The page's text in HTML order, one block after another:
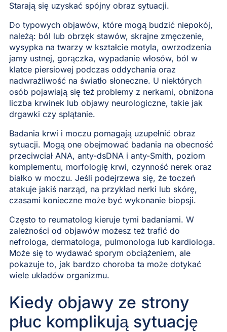
Starają się uzyskać spójny obraz sytuacji.
Do typowych objawów, które mogą budzić niepokój,
należą: ból lub obrzęk stawów, skrajne zmęczenie,
wysypka na twarzy w kształcie motyla, owrzodzenia
jamy ustnej, gorączka, wypadanie włosów, ból w
klatce piersiowej podczas oddychania oraz
nadwrażliwość na światło słoneczne. U niektórych
osób pojawiają się też problemy z nerkami, obniżona
liczba krwinek lub objawy neurologiczne, takie jak
drgawki czy splątanie.
Badania krwi i moczu pomagają uzupełnić obraz
sytuacji. Mogą one obejmować badania na obecność
przeciwciał ANA, anty-dsDNA i anty-Smith, poziom
komplementu, morfologię krwi, czynność nerek oraz
białko w moczu. Jeśli podejrzewa się, że toczeń
atakuje jakiś narząd, na przykład nerki lub skórę,
czasami konieczne może być wykonanie biopsji.
Często to reumatolog kieruje tymi badaniami. W
zależności od objawów możesz też trafić do
nefrologa, dermatologa, pulmonologa lub kardiologa.
Może się to wydawać sporym obciążeniem, ale
pokazuje to, jak bardzo choroba ta może dotykać
wiele układów organizmu.
Kiedy objawy ze strony
płuc komplikują sytuację